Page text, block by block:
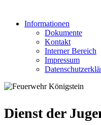
Informationen
Dokumente
Kontakt
Interner Bereich
Impressum
Dienst der